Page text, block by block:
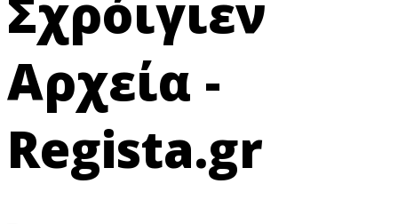
Σχρόιγιεν
Αρχεία -
Regista.gr